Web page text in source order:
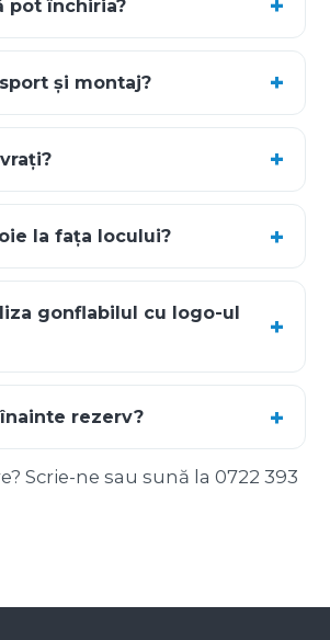
pot închiria?
și montaj?
la fața locului?
gonflabilul cu logo-ul
rezerv?
Scrie-ne sau sună la 0722 393